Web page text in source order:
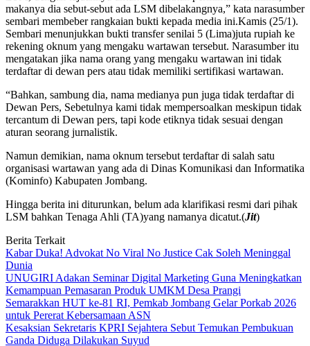
makanya dia sebut-sebut ada LSM dibelakangnya,” kata narasumber
sembari membeber rangkaian bukti kepada media ini.Kamis (25/1).
Sembari menunjukkan bukti transfer senilai 5 (Lima)juta rupiah ke
rekening oknum yang mengaku wartawan tersebut. Narasumber itu
mengatakan jika nama orang yang mengaku wartawan ini tidak
terdaftar di dewan pers atau tidak memiliki sertifikasi wartawan.
“Bahkan, sambung dia, nama medianya pun juga tidak terdaftar di
Dewan Pers, Sebetulnya kami tidak mempersoalkan meskipun tidak
tercantum di Dewan pers, tapi kode etiknya tidak sesuai dengan
aturan seorang jurnalistik.
Namun demikian, nama oknum tersebut terdaftar di salah satu
organisasi wartawan yang ada di Dinas Komunikasi dan Informatika
(Kominfo) Kabupaten Jombang.
Hingga berita ini diturunkan, belum ada klarifikasi resmi dari pihak
LSM bahkan Tenaga Ahli (TA)yang namanya dicatut.(Jit)
Berita Terkait
Kabar Duka! Advokat No Viral No Justice Cak Soleh Meninggal
Dunia
UNUGIRI Adakan Seminar Digital Marketing Guna Meningkatkan
Kemampuan Pemasaran Produk UMKM Desa Prangi
Semarakkan HUT ke-81 RI, Pemkab Jombang Gelar Porkab 2026
untuk Pererat Kebersamaan ASN
Kesaksian Sekretaris KPRI Sejahtera Sebut Temukan Pembukuan
Ganda Diduga Dilakukan Suyud